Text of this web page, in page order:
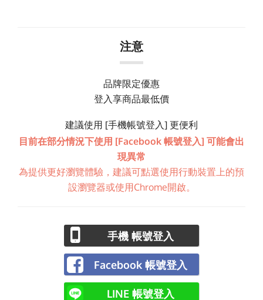
注意
品牌限定優惠
登入享商品最低價
建議使用 [手機帳號登入] 更便利
目前在部分情況下使用 [Facebook 帳號登入] 可能會出
現異常
為提供更好瀏覽體驗，建議可點選使用行動裝置上的預
設瀏覽器或使用Chrome開啟。
手機 帳號登入
Facebook 帳號登入
LINE 帳號登入